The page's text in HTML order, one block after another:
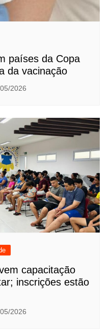
países da Copa
da vacinação
2026
capacitação
inscrições estão
2026